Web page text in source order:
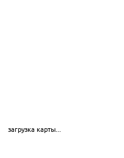
загрузка карты...